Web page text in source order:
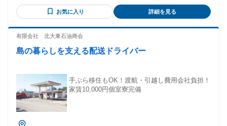
の「やってみたい❗️」を応援します‼️ 🌈 長く安心して働ける会
社です‼️ 働きながら技術を身につけて、 資格も取れて、少し
ます✨ 😊 一緒に働こう‼️ 経験はいりません。 必要なのは、
「やってみたい❗️」という気持ちだけ。 あなたと一緒に働ける
日を、スタッフみんなで楽しみにしています🙌 年齢の条件と
お気に入り 詳細を見る
有限会社 北大東石油商会
島の暮らしを支える配送ドライバー
手ぶら移住もOK！渡航・引越し費用会社負担！
家賃10,000円個室寮完備